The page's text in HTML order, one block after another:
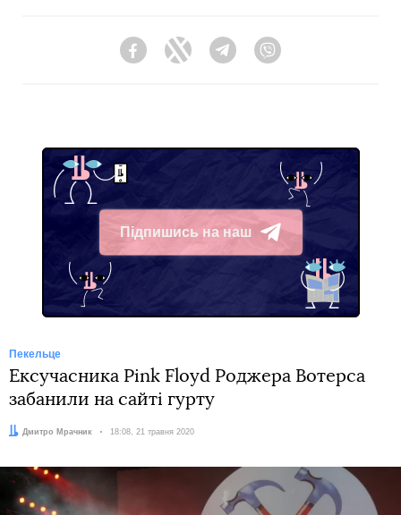
FacebookTwitter Telegram
Підпишись на наш
Telegram
Пекельце
Ексучасника Pink Floyd Роджера Вотерса
забанили на сайті гурту
Автор:
Дмитро Мрачник Дата:
18:08, 21 травня 2020